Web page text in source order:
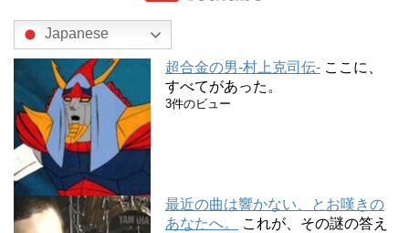
Japanese
超合金の男-村上克司伝- ここに、
すべてがあった。
3件のビュー
最近の曲は響かない、とお嘆きの
あなたへ。
これが、その謎の答え